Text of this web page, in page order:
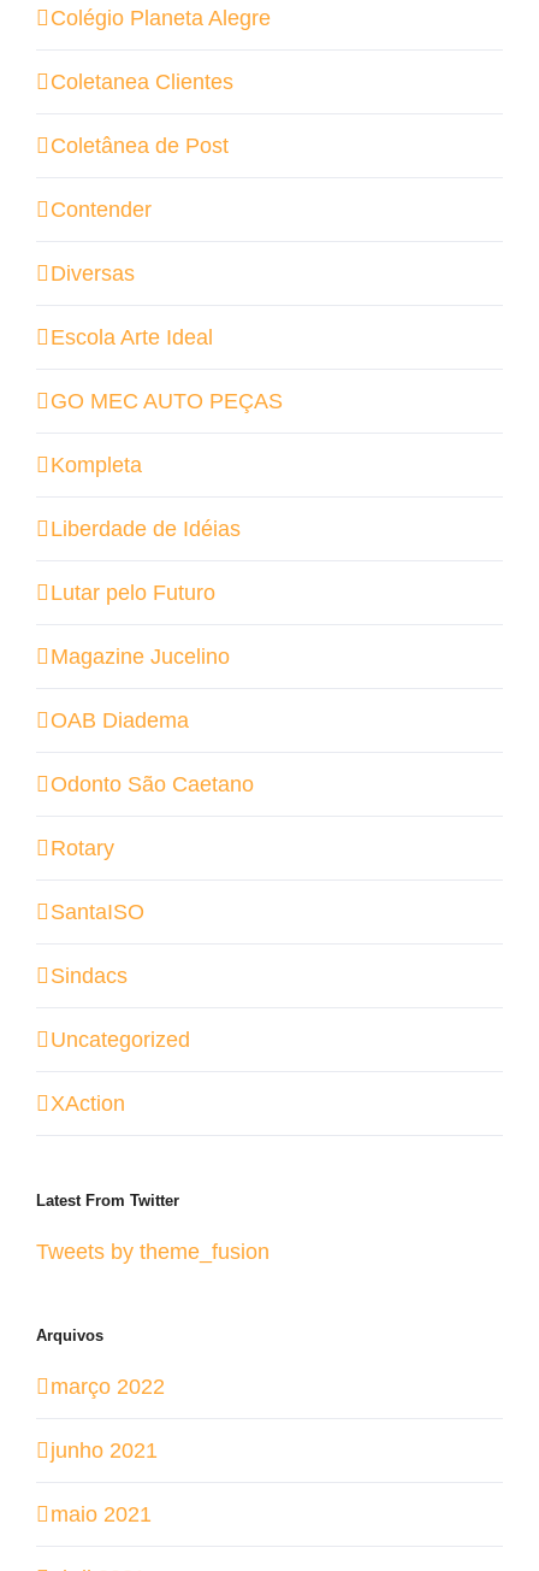
Colégio Planeta Alegre
Coletanea Clientes
Coletânea de Post
Contender
Diversas
Escola Arte Ideal
GO MEC AUTO PEÇAS
Kompleta
Liberdade de Idéias
Lutar pelo Futuro
Magazine Jucelino
OAB Diadema
Odonto São Caetano
Rotary
SantaISO
Sindacs
Uncategorized
XAction
Latest From Twitter
Tweets by theme_fusion
Arquivos
março 2022
junho 2021
maio 2021